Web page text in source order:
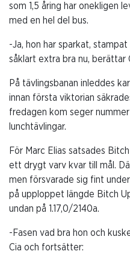
som 1,5 åring har onekligen
med en hel del bus.
-Ja, hon har sparkat,
såklart extra bra nu, berättar
På tävlingsbanan inleddes
innan första viktorian
fredagen kom seger
lunchtävlingar.
För Marc Elias satsades
ett drygt varv kvar till mål.
men försvarade sig fint
på upploppet längde Bitch
undan på 1.17,0/2140a.
-Fasen vad bra hon och
Cia och fortsätter: